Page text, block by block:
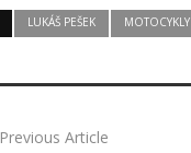
LUKÁŠ PEŠEK MOTOCYKLY
Previous Article